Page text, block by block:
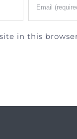
in this